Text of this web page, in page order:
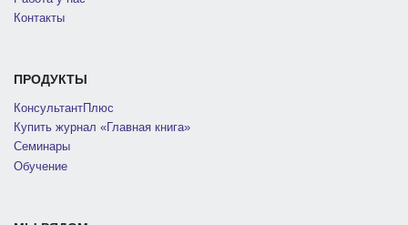
Контакты
ПРОДУКТЫ
КонсультантПлюс
Купить журнал «Главная книга»
Семинары
Обучение